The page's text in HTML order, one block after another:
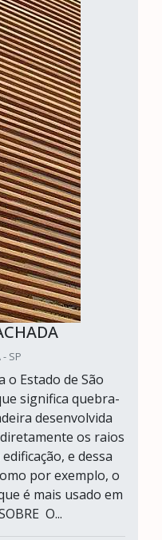
SP
Estado de São
significa quebra-
desenvolvida
os raios
e dessa
por exemplo, o
é mais usado em
O...